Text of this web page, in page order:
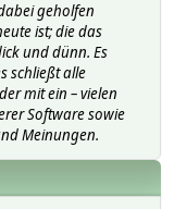
geholfen
ist; die das
und dünn. Es
schließt alle
mit ein – vielen
Software sowie
Meinungen.